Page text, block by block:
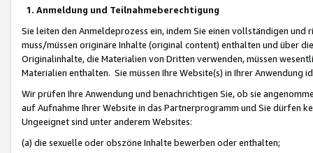
1. Anmeldung und Teilnahmeberechtigung
Sie leiten den Anmeldeprozess ein, indem Sie einen vollständigen
muss/müssen originäre Inhalte (original content) enthalten und über
Originalinhalte, die Materialien von Dritten verwenden, müssen
Materialien enthalten. Sie müssen Ihre Website(s) in Ihrer Anwendung
Wir prüfen Ihre Anwendung und benachrichtigen Sie, ob sie
auf Aufnahme Ihrer Website in das Partnerprogramm und Sie dürfen
Ungeeignet sind unter anderem Websites:
(a) die sexuelle oder obszöne Inhalte bewerben oder enthalten;